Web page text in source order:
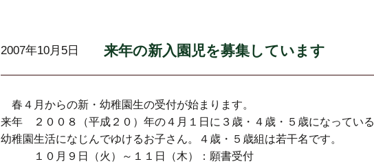
2007年10月5日 来年の新入園児を募集しています
春４月からの新・幼稚園生の受付が始まります。
来年 ２００８（平成２０）年の４月１日に３歳・４歳・５歳になっている
幼稚園生活になじんでゆけるお子さん。４歳・５歳組は若干名です。
１０月９日（火）～１１日（木）：願書受付